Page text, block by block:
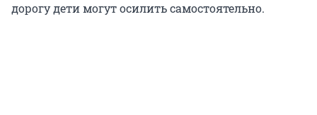
дорогу дети могут осилить самостоятельно.